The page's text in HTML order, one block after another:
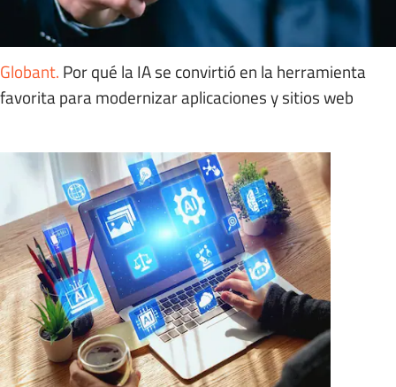
Globant. Por qué la IA se convirtió en la herramienta
favorita para modernizar aplicaciones y sitios web